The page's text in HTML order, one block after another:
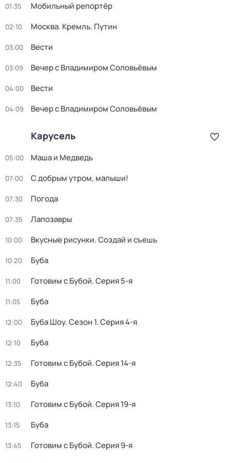
01:35 Мобильный репортёр
02:10 Москва. Кремль. Путин
03:00 Вести
03:09 Вечер с Владимиром Соловьёвым
04:00 Вести
04:09 Вечер с Владимиром Соловьёвым
Карусель
05:00 Маша и Медведь
07:00 С добрым утром, малыши!
07:30 Погода
07:35 Лапозавры
10:00 Вкусные рисунки. Создай и съешь
10:20 Буба
11:00 Готовим с Бубой. Серия 5-я
11:05 Буба
12:00 Буба Шоу. Сезон 1. Серия 4-я
12:10 Буба
12:35 Готовим с Бубой. Серия 14-я
12:40 Буба
13:10 Готовим с Бубой. Серия 19-я
13:15 Буба
13:45 Готовим с Бубой. Серия 9-я